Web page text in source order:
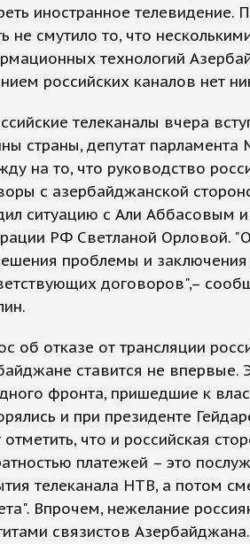
иностранное телевидение.
не смутило то, что
технологий
российских каналов нет
телеканалы вчера
страны, депутат парламента
на то, что руководство
с азербайджанской
ситуацию с Али Аббасовым
РФ Светланой Орловой.
проблемы и заключения
договоров",–
об отказе от трансляции
ставится не впервые.
фронта, пришедшие к
и при президенте
отметить, что и российская
платежей – это
телеканала НТВ, а потом
Впрочем, нежелание
связистов